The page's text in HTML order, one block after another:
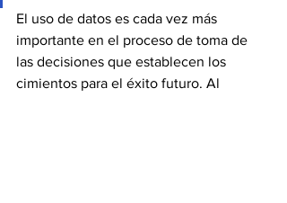
El uso de datos es cada vez más
importante en el proceso de toma de
las decisiones que establecen los
cimientos para el éxito futuro. Al